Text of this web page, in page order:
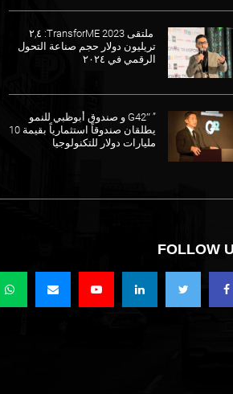
ملتقى TransforME 2023: ٢,٤
تريليون دولار حجم صناعة التحول
الرقمي في ٢٠٢٤
” G42″ و صندوق أبوظبي للنمو
يطلقان صندوقاً استثمارياً بقيمة 10
مليارات دولار للتكنولوجيا
FOLLOW